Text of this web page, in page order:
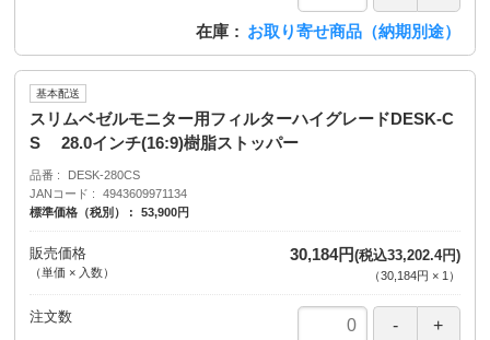
在庫 お取り寄せ商品（納期別途）
基本配送
スリムベゼルモニター用フィルターハイグレードDESK-C
S 28.0インチ(16:9)樹脂ストッパー
品番
DESK-280CS
JANコード
4943609971134
標準価格（税別）
53,900円
販売価格
（単価 × 入数）
30,184円(税込33,202.4円)
（30,184円 × 1 ）
注文数